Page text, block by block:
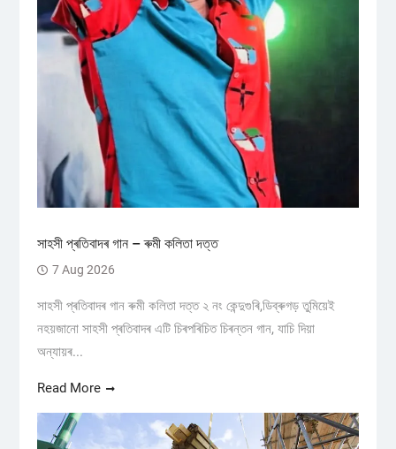
সাহসী প্ৰতিবাদৰ গান – ৰুমী কলিতা দত্ত
7 Aug 2026
সাহসী প্ৰতিবাদৰ গান ৰুমী কলিতা দত্ত ২ নং কেন্দুগুৰি,ডিব্ৰুগড় তুমিয়েই
নহয়জানো সাহসী প্ৰতিবাদৰ এটি চিৰপৰিচিত চিৰন্তন গান, যাচি দিয়া
অন্যায়ৰ...
Read More